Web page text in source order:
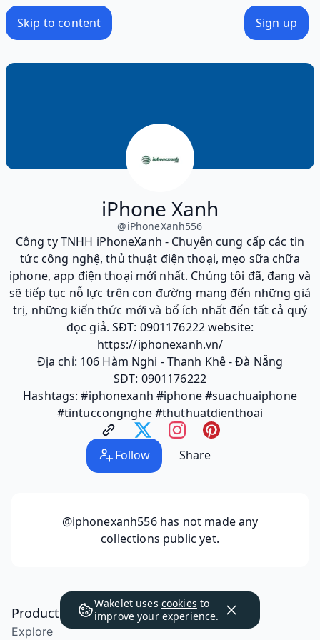
Skip to content Sign up
iPhone Xanh
@iPhoneXanh556
Công ty TNHH iPhoneXanh - Chuyên cung cấp các tin
tức công nghệ, thủ thuật điện thoại, mẹo sữa chữa
iphone, app điện thoại mới nhất. Chúng tôi đã, đang và
sẽ tiếp tục nỗ lực trên con đường mang đến những giá
trị, những kiến thức mới và bổ ích nhất đến tất cả quý
đọc giả. SĐT: 0901176222 website:
https://iphonexanh.vn/
Địa chỉ: 106 Hàm Nghi - Thanh Khê - Đà Nẵng
SĐT: 0901176222
Hashtags: #iphonexanh #iphone #suachuaiphone
#tintuccongnghe #thuthuatdienthoai
Follow Share
@iphonexanh556has not made any
collections public yet.
Wakelet uses cookies to
improve your experience.
Product
Explore